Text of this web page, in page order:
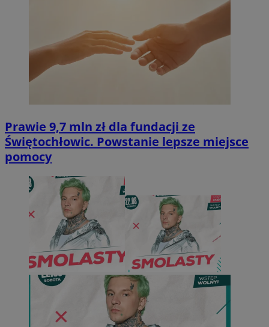
Prawie 9,7 mln zł dla fundacji ze
Świętochłowic. Powstanie lepsze miejsce
pomocy